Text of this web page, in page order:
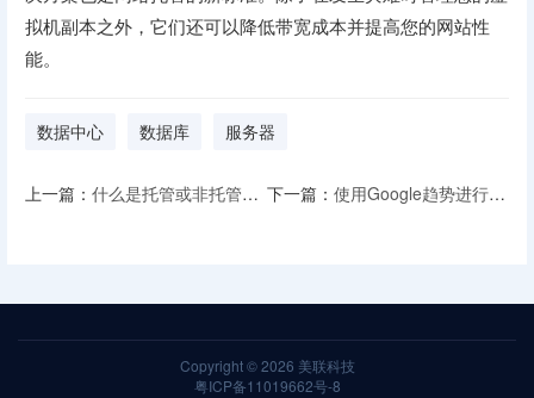
拟机副本之外，它们还可以降低带宽成本并提高您的网站性
能。
数据中心 数据库 服务器
上一篇： 什么是托管或非托管欧洲VPS主机？ 下一篇： 使用Google趋势进行SEO
Copyright © 2026 美联科技
粤ICP备11019662号-8